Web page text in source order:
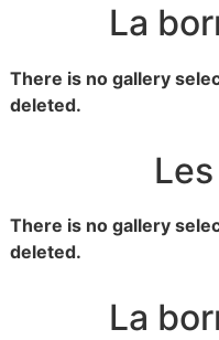
La
There is no gallery
deleted.
There is no gallery
deleted.
La